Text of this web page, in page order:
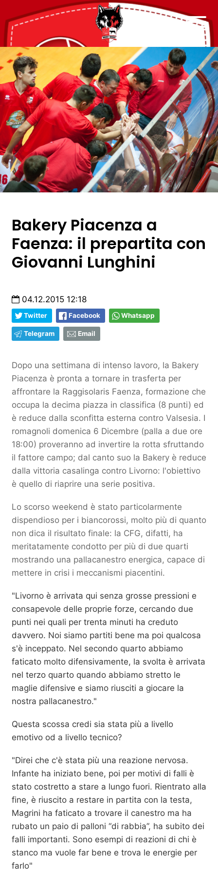
Bakery Piacenza a
Faenza: il prepartita con
Giovanni Lunghini
04.12.2015 12:18
Twitter Facebook Whatsapp
Telegram Email
Dopo una settimana di intenso lavoro, la Bakery
Piacenza è pronta a tornare in trasferta per
affrontare la Raggisolaris Faenza, formazione che
occupa la decima piazza in classifica (8 punti) ed
è reduce dalla sconfitta esterna contro Valsesia. I
romagnoli domenica 6 Dicembre (palla a due ore
18:00) proveranno ad invertire la rotta sfruttando
il fattore campo; dal canto suo la Bakery è reduce
dalla vittoria casalinga contro Livorno: l'obiettivo
è quello di riaprire una serie positiva.
Lo scorso weekend è stato particolarmente
dispendioso per i biancorossi, molto più di quanto
non dica il risultato finale: la CFG, difatti, ha
meritatamente condotto per più di due quarti
mostrando una pallacanestro energica, capace di
mettere in crisi i meccanismi piacentini.
"Livorno è arrivata qui senza grosse pressioni e
consapevole delle proprie forze, cercando due
punti nei quali per trenta minuti ha creduto
davvero. Noi siamo partiti bene ma poi qualcosa
s'è inceppato. Nel secondo quarto abbiamo
faticato molto difensivamente, la svolta è arrivata
nel terzo quarto quando abbiamo stretto le
maglie difensive e siamo riusciti a giocare la
nostra pallacanestro."
Questa scossa credi sia stata più a livello
emotivo od a livello tecnico?
"Direi che c'è stata più una reazione nervosa.
Infante ha iniziato bene, poi per motivi di falli è
stato costretto a stare a lungo fuori. Rientrato alla
fine, è riuscito a restare in partita con la testa,
Magrini ha faticato a trovare il canestro ma ha
rubato un paio di palloni “di rabbia”, ha subito dei
falli importanti. Sono esempi di reazioni di chi è
stanco ma vuole far bene e trova le energie per
farlo"